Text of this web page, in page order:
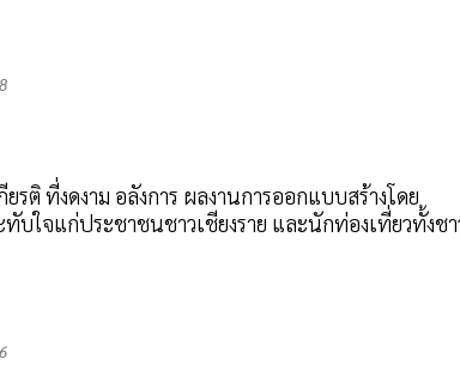
ติ ที่งดงาม อลังการ ผลงานการออกแบบสร้างโดย
ใจแก่ประชาชนชาวเชียงราย และนักท่องเที่ยวทั้งช